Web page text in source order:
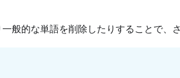
般的な単語を削除したりすることで、